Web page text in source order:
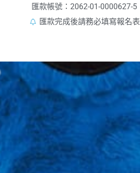
匯款帳號：2062-01-0000627-5
匯款完成後請務必填寫報名表